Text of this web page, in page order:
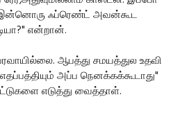
ஃப்ரெண்ட் அவன்கூட
என்றான்.
ஆபத்து சமயத்துல உதவி
அப்ப நெனக்கக்கூடாது"
எடுத்து வைத்தாள்.